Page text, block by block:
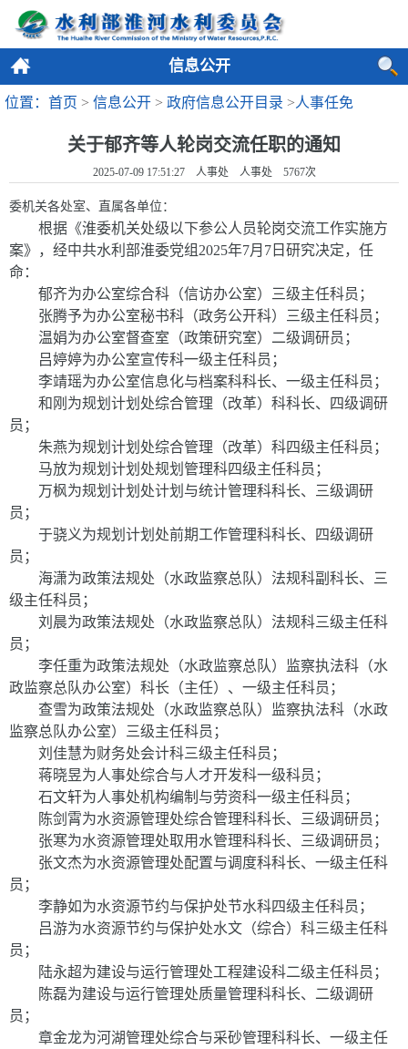
信息公开
位置：首页 > 信息公开 > 政府信息公开目录 >人事任免
关于郁齐等人轮岗交流任职的通知
2025-07-09 17:51:27 人事处 人事处 5767次
委机关各处室、直属各单位：
根据《淮委机关处级以下参公人员轮岗交流工作实施方
案》，经中共水利部淮委党组 2025年7月 7 日研究决定，任
命：
郁齐为办公室综合科（信访办公室）三级主任科员；
张腾予为办公室秘书科（政务公开科）三级主任科员；
温娟为办公室督查室（政策研究室）二级调研员；
吕婷婷为办公室宣传科一级主任科员；
李靖瑶为办公室信息化与档案科科长、一级主任科员；
和刚为规划计划处综合管理（改革）科科长、四级调研
员；
朱燕为规划计划处综合管理（改革）科四级主任科员；
马放为规划计划处规划管理科四级主任科员；
万枫为规划计划处计划与统计管理科科长、三级调研
员；
于骁义为规划计划处前期工作管理科科长、四级调研
员；
海潇为政策法规处（水政监察总队）法规科副科长、三
级主任科员；
刘晨为政策法规处（水政监察总队）法规科三级主任科
员；
李任重为政策法规处（水政监察总队）监察执法科（水
政监察总队办公室）科长（主任）、一级主任科员；
查雪为政策法规处（水政监察总队）监察执法科（水政
监察总队办公室）三级主任科员；
刘佳慧为财务处会计科三级主任科员；
蒋晓昱为人事处综合与人才开发科一级科员；
石文轩为人事处机构编制与劳资科一级主任科员；
陈剑霄为水资源管理处综合管理科科长、三级调研员；
张寒为水资源管理处取用水管理科科长、三级调研员；
张文杰为水资源管理处配置与调度科科长、一级主任科
员；
李静如为水资源节约与保护处节水科四级主任科员；
吕游为水资源节约与保护处水文（综合）科三级主任科
员；
陆永超为建设与运行管理处工程建设科二级主任科员；
陈磊为建设与运行管理处质量管理科科长、二级调研
员；
章金龙为河湖管理处综合与采砂管理科科长、一级主任